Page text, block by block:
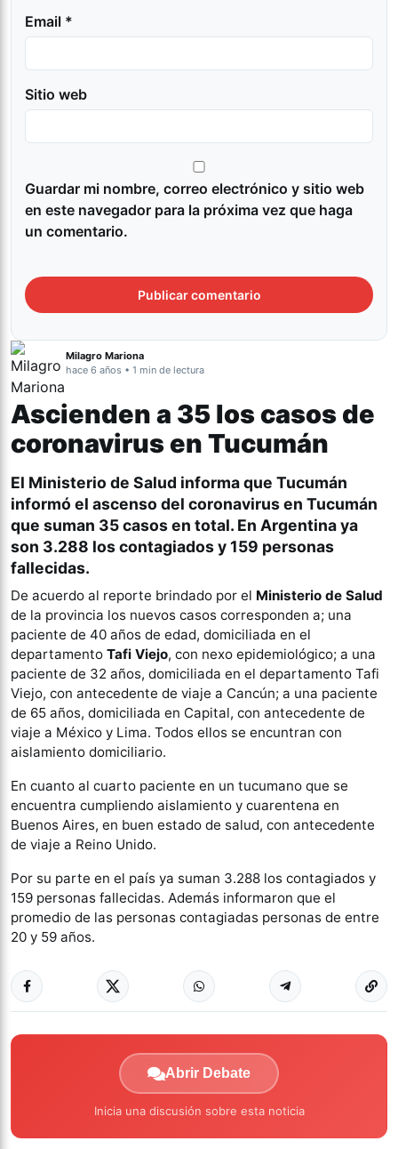
Email *
Sitio web
Guardar mi nombre, correo electrónico y sitio web
en este navegador para la próxima vez que haga
un comentario.
Milagro Mariona
hace 6 años • 1 min de lectura
Ascienden a 35 los casos de
coronavirus en Tucumán
El Ministerio de Salud informa que Tucumán
informó el ascenso del coronavirus en Tucumán
que suman 35 casos en total. En Argentina ya
son 3.288 los contagiados y 159 personas
fallecidas.
De acuerdo al reporte brindado por el Ministerio de Salud
de la provincia los nuevos casos corresponden a; una
paciente de 40 años de edad, domiciliada en el
departamento Tafi Viejo, con nexo epidemiológico; a una
paciente de 32 años, domiciliada en el departamento Tafi
Viejo, con antecedente de viaje a Cancún; a una paciente
de 65 años, domiciliada en Capital, con antecedente de
viaje a México y Lima. Todos ellos se encuntran con
aislamiento domiciliario.
En cuanto al cuarto paciente en un tucumano que se
encuentra cumpliendo aislamiento y cuarentena en
Buenos Aires, en buen estado de salud, con antecedente
de viaje a Reino Unido.
Por su parte en el país ya suman 3.288 los contagiados y
159 personas fallecidas. Además informaron que el
promedio de las personas contagiadas personas de entre
20 y 59 años.
Abrir Debate
Inicia una discusión sobre esta noticia